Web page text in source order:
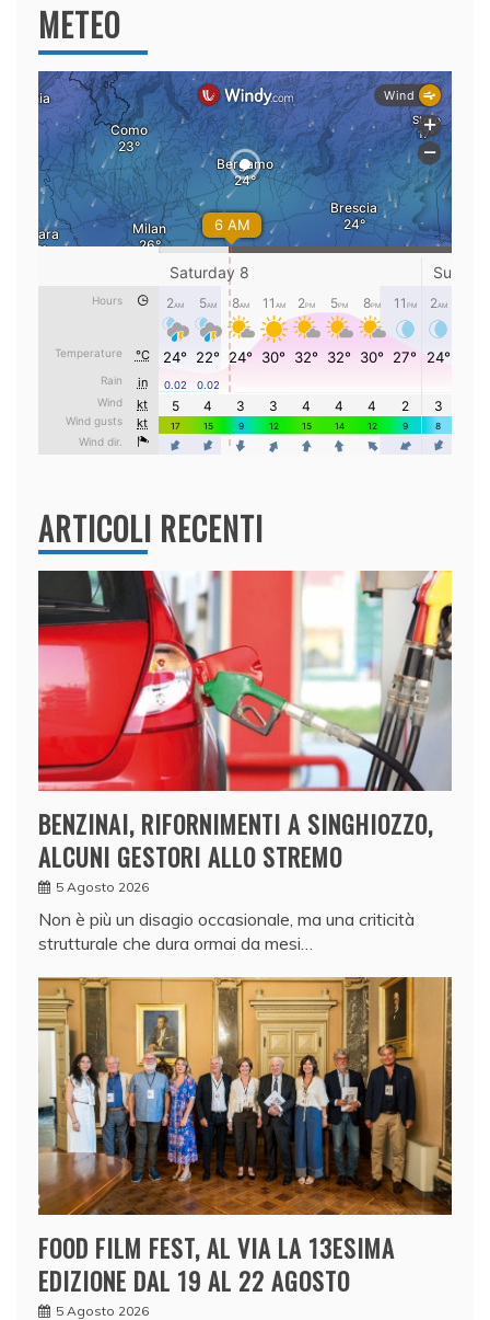
METEO
ARTICOLI RECENTI
BENZINAI, RIFORNIMENTI A SINGHIOZZO,
ALCUNI GESTORI ALLO STREMO
5 Agosto 2026
Non è più un disagio occasionale, ma una criticità
strutturale che dura ormai da mesi…
FOOD FILM FEST, AL VIA LA 13ESIMA
EDIZIONE DAL 19 AL 22 AGOSTO
5 Agosto 2026